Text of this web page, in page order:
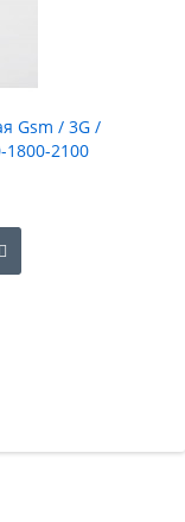
Gsm / 3G /
1800-2100